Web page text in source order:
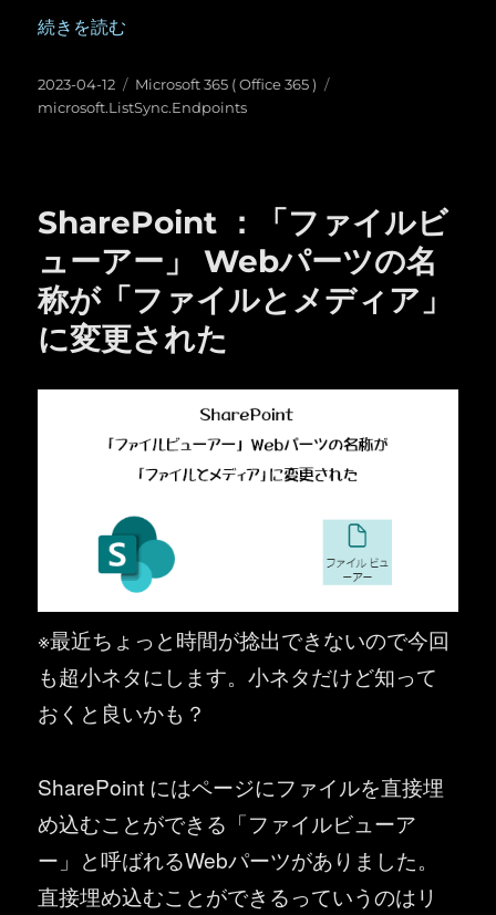
“Microsoft 365 ホームのクイックアクセスに「
続きを読む
投
稿
2023-04-12
カ
テ
Microsoft 365 ( Office 365 )
microsoft.ListSync.Endpoints
SharePoint ：「ファイルビ
ューアー」 Webパーツの名
称が「ファイルとメディア」
に変更された
※最近ちょっと時間が捻出できないので今回
も超小ネタにします。小ネタだけど知って
おくと良いかも？
SharePoint にはページにファイルを直接埋
め込むことができる「ファイルビューア
ー」と呼ばれるWebパーツがありました。
直接埋め込むことができるっていうのはリ